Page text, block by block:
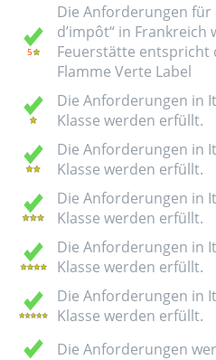
Die Anforderungen für
d’impôt“ in
Feuerstätte entspricht
Flamme Verte Label
Die Anforderungen in
Klasse werden erfüllt.
Die Anforderungen in
Klasse werden erfüllt.
Die Anforderungen in
Klasse werden erfüllt.
Die Anforderungen in
Klasse werden erfüllt.
Die Anforderungen in
Klasse werden erfüllt.
Die Anforderungen